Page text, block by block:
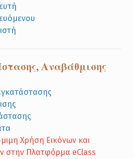
Αναβάθμισης
Χρήση Εικόνων και
στην Πλατφόρμα eClass